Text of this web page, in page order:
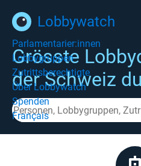
Lobbywatch
Parlamentarier:innen
Lobbygruppen
Zutrittsberechtigte
Über Lobbywatch
Spenden
Français
Grösste
der Schweiz